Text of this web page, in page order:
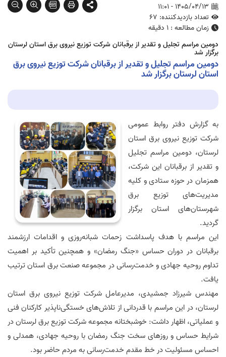
1405/04/13 - 11:01
تعداد بازدیدکننده: 67
زمان مطالعه : 1 دقیقه
دومین مراسم تجلیل و تقدیر از برقبانان شرکت توزیع نیروی برق استان لرستان
برگزار شد
دومین مراسم تجلیل و تقدیر از برقبانان شرکت توزیع نیروی برق
استان لرستان برگزار شد
به گزارش دفتر روابط عمومی
شرکت توزیع نیروی برق استان
لرستان، دومین مراسم تجلیل
و تقدیر از برقبانان این شرکت،
همزمان در حوزه ستادی و کلیه
مدیریت‌های توزیع برق
شهرستان‌های استان برگزار
گردید.
این مراسم با هدف پاسداشت زحمات شبانه‌روزی و اقدامات ارزشمند
برقبانان در دوران حساس «جنگ رمضان» و همچنین تأکید بر اهمیت
تداوم روحیه جهادی و خدمت‌رسانی در مجموعه صنعت برق استان ترتیب
یافت.
مهندس شیرزاد جمشیدی، مدیرعامل شرکت توزیع نیروی برق استان
لرستان، در این مراسم با قدردانی از تلاش‌های خستگی‌ناپذیر کارکنان فنی
و عملیاتی، اظهار داشت: خوشبختانه مجموعه شرکت توزیع برق لرستان در
شرایط حساس و روزهای سخت جنگ رمضان با روحیه جهادی، همدلی و
احساس مسئولیت در خط مقدم خدمت‌رسانی به مردم حاضر بود.